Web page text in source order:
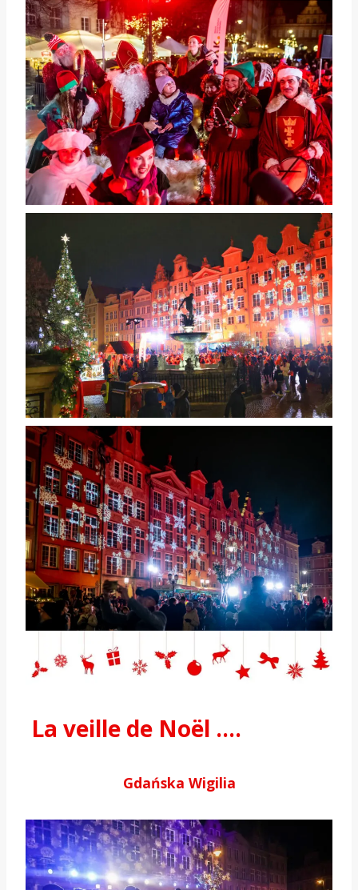
La veille de Noël ….
Gdańska Wigilia